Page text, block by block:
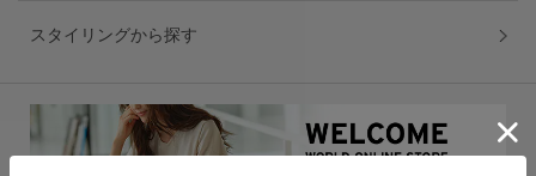
スタイリングから探す